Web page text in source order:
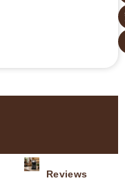
Reviews